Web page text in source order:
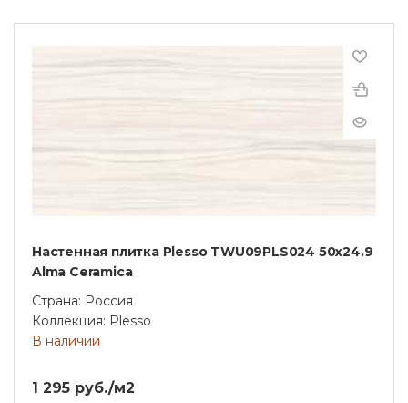
Настенная плитка Plesso TWU09PLS024 50х24.9
Alma Ceramica
Страна: Россия
Коллекция: Plesso
В наличии
1 295 руб./м2